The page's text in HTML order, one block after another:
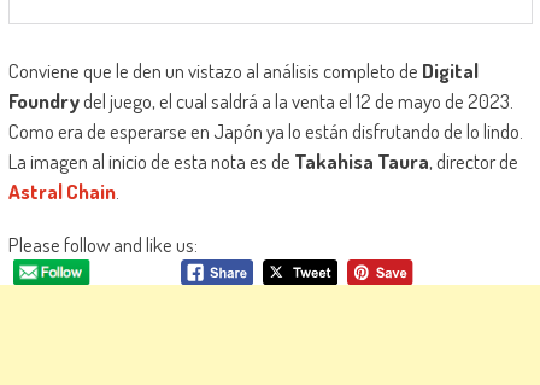
Conviene que le den un vistazo al análisis completo de Digital
Foundrydel juego, el cual saldrá a la venta el 12 de mayo de 2023.
Como era de esperarse en Japón ya lo están disfrutando de lo lindo.
La imagen al inicio de esta nota es de Takahisa Taura, director de
Astral Chain.
Please follow and like us: